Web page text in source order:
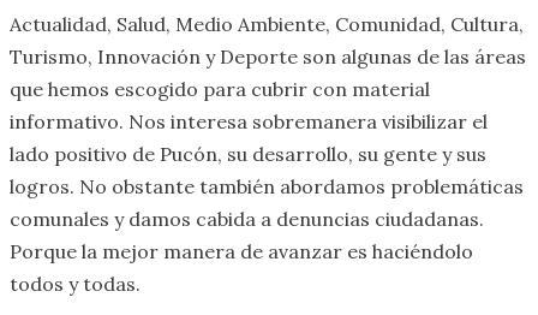
Actualidad, Salud, Medio Ambiente, Comunidad, Cultura,
Turismo, Innovación y Deporte son algunas de las áreas
que hemos escogido para cubrir con material
informativo. Nos interesa sobremanera visibilizar el
lado positivo de Pucón, su desarrollo, su gente y sus
logros. No obstante también abordamos problemáticas
comunales y damos cabida a denuncias ciudadanas.
Porque la mejor manera de avanzar es haciéndolo
todos y todas.